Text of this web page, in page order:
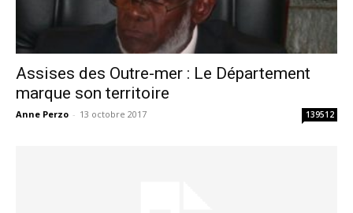
Assises des Outre-mer : Le Département
marque son territoire
Anne Perzo - 13 octobre 2017 139512